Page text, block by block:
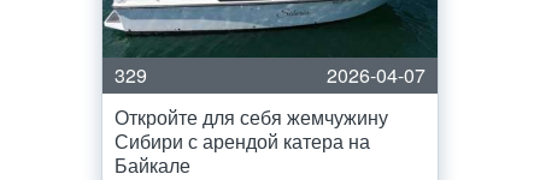
329
2026-04-07
Откройте для себя жемчужину
Сибири с арендой катера на
Байкале